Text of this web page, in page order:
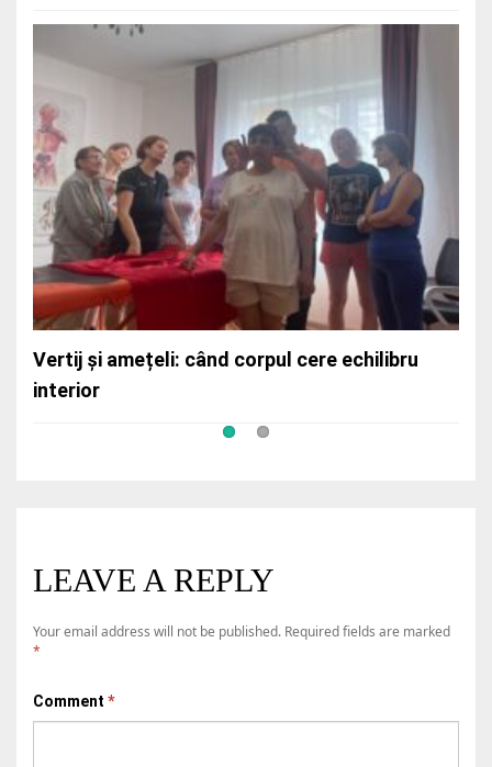
Vertij și amețeli: când corpul cere echilibru
interior
Terapia Bowen – vindecare fără durere și
forțare
LEAVE A REPLY
Your email address will not be published. Required fields are marked
*
Comment *